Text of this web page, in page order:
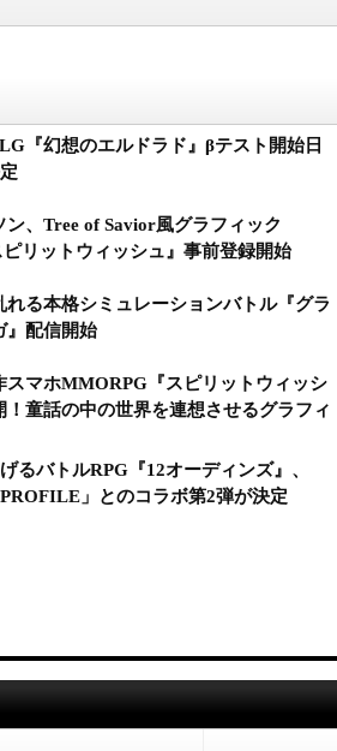
『幻想のエルドラド』βテスト開始日
ン、Tree of Savior風グラフィック
リットウィッシュ』事前登録開始
れる本格シミュレーションバトル『グラ
』配信開始
スマホMMORPG『スピリットウィッシ
！童話の中の世界を連想させるグラフィ
るバトルRPG『12オーディンズ』、
」とのコラボ第2弾が決定